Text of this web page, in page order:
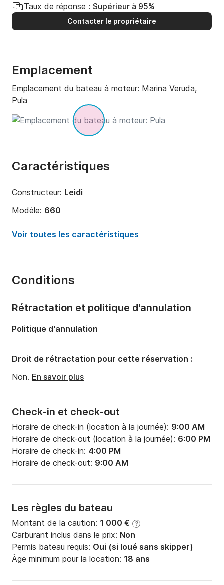
Taux de réponse : Supérieur à 95%
Contacter le propriétaire
Emplacement
Emplacement du bateau à moteur: Marina Veruda,
Pula
Caractéristiques
Constructeur: Leidi
Modèle: 660
Puissance moteur:
150cv
Capacité à bord:
Nombre de cabines:
Voir toutes les caractéristiques
Conditions
Check-in et check-out
Horaire de check-in (location à la journée): 9:00 AM
Horaire de check-out (location à la journée): 6:00 PM
Horaire de check-in: 4:00 PM
Horaire de check-out: 9:00 AM
Les règles du bateau
Montant de la caution: 1 000 € ?
Carburant inclus dans le prix: Non
Permis bateau requis: Oui (si loué sans skipper)
Âge minimum pour la location: 18 ans
Rétractation et politique d'annulation
Politique d'annulation
Droit de rétractation pour cette réservation :
Non. En savoir plus